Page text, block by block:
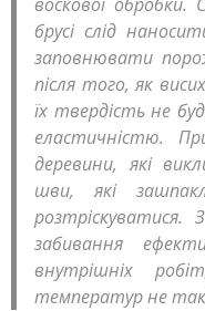
брусі слід
заповнювати
після того, як
їх твердість не
еластичністю.
деревини, які
шви, які
розтріскуватися.
забивання
внутрішніх
температур не такі